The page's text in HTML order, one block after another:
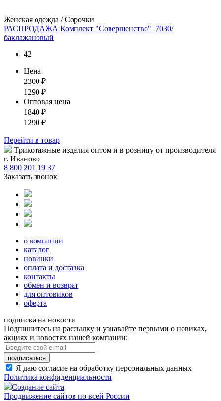
Женская одежда / Сорочки
РАСПРОДАЖА Комплект "Совершенство"_7030/
баклажановый
42
Цена
2300 ₽
1290 ₽
Оптовая цена
1840 ₽
1290 ₽
Перейти в товар
Tрикотажные изделия оптом и в розницу от производителя
г. Иваново
8 800 201 19 37
Заказать звонок
о компании
каталог
новинки
оплата и доставка
контакты
обмен и возврат
для оптовиков
оферта
подписка на новости
Подпишитесь на рассылку и узнавайте первыми о новиках,
акциях и новостях нашей компании:
подписаться
Я даю согласие на обработку персональных данных
Политика конфиденциальности
Создание сайта
Продвижение сайтов по всей России